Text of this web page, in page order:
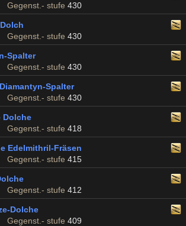
Gegenst.- stufe 430
Gegenst.- stufe 430
Spalter
Gegenst.- stufe 430
Spalter
Gegenst.- stufe 430
Dolche
Gegenst.- stufe 418
Edelmithril-Fräsen
Gegenst.- stufe 415
Gegenst.- stufe 412
Dolche
Gegenst.- stufe 409